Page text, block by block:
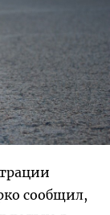
сообщил,